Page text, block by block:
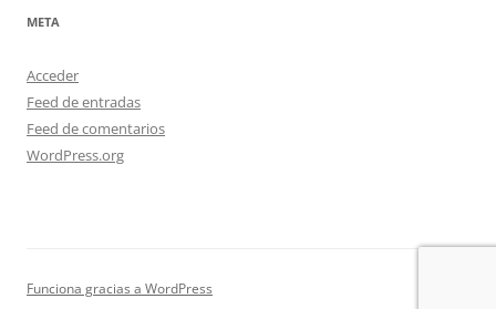
META
Acceder
Feed de entradas
Feed de comentarios
WordPress.org
Funciona gracias a WordPress